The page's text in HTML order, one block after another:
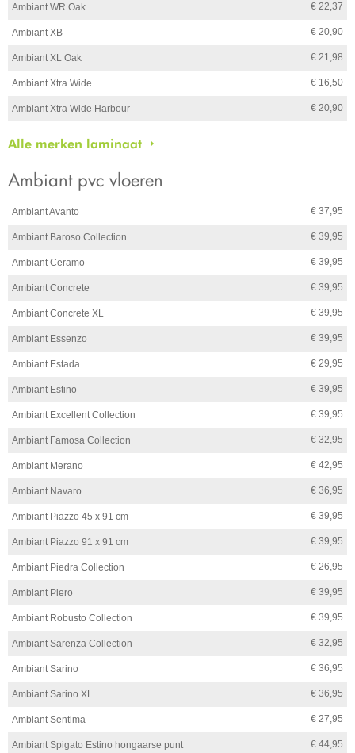
Ambiant WR Oak € 22,37
Ambiant XB € 20,90
Ambiant XL Oak € 21,98
Ambiant Xtra Wide € 16,50
Ambiant Xtra Wide Harbour € 20,90
Alle merken laminaat
Ambiant pvc vloeren
Ambiant Avanto € 37,95
Ambiant Baroso Collection € 39,95
Ambiant Ceramo € 39,95
Ambiant Concrete € 39,95
Ambiant Concrete XL € 39,95
Ambiant Essenzo € 39,95
Ambiant Estada € 29,95
Ambiant Estino € 39,95
Ambiant Excellent Collection € 39,95
Ambiant Famosa Collection € 32,95
Ambiant Merano € 42,95
Ambiant Navaro € 36,95
Ambiant Piazzo 45 x 91 cm € 39,95
Ambiant Piazzo 91 x 91 cm € 39,95
Ambiant Piedra Collection € 26,95
Ambiant Piero € 39,95
Ambiant Robusto Collection € 39,95
Ambiant Sarenza Collection € 32,95
Ambiant Sarino € 36,95
Ambiant Sarino XL € 36,95
Ambiant Sentima € 27,95
Ambiant Spigato Estino hongaarse punt € 44,95